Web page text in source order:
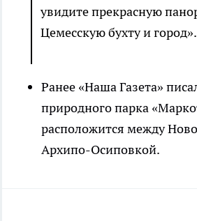
увидите прекрасную
Цемесскую бухту и город».
Ранее «Наша Газета»
природного парка
расположится между
Архипо-Осиповкой.